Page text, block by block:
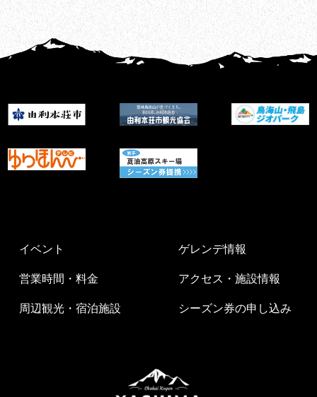
イベント ゲレンデ情報
営業時間・料金 アクセス・施設情報
周辺観光・宿泊施設 シーズン券の申し込み